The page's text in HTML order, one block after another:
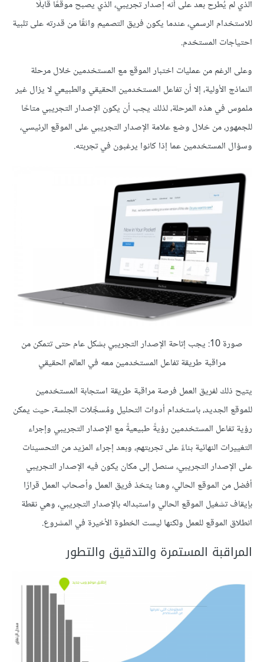
الذي لم يُطرح بعد على أنه إصدار تجريبي، الذي يصبح موقعًا قابلًا
للاستخدام الرسمي، عندما يكون فريق التصميم واثقًا من قدرته على تلبية
احتياجات المستخدم.
وعلى الرغم من عمليات اختبار الموقع مع المستخدمين خلال مرحلة
النماذج الأولية، إلا أن تفاعل المستخدمين الحقيقي والطبيعي لا يزال غير
ملموس في هذه المرحلة، لذلك يجب أن يكون الإصدار التجريبي متاحًا
للجمهور، من خلال وضع علامة الإصدار التجريبي على الموقع الرئيسي،
وسؤال المستخدمين عما إذا كانوا يرغبون في تجربته.
صورة 10: يجب إتاحة الإصدار التجريبي بشكل عام حتى تتمكن من
مراقبة طريقة تفاعل المستخدمين معه في العالم الحقيقي
يتيح ذلك لفريق العمل فرصة مراقبة طريقة استجابة المستخدمين
للموقع الجديد، باستخدام أدوات التحليل ومُسجِّلات الجلسة، حيث يمكن
رؤية تفاعل المستخدمين رؤيةً طبيعيةً مع الإصدار التجريبي وإجراء
التغييرات النهائية بناءً على تجربتهم، وبعد إجراء المزيد من التحسينات
على الإصدار التجريبي، سنصل إلى مكان يكون فيه الإصدار التجريبي
أفضل من الموقع الحالي، وهنا يتخذ فريق العمل وأصحاب العمل قرارًا
بإيقاف تشغيل الموقع الحالي واستبداله بالإصدار التجريبي، وهي نقطة
انطلاق الموقع للعمل ولكنها ليست الخطوة الأخيرة في المشروع.
المراقبة المستمرة والتدقيق والتطور